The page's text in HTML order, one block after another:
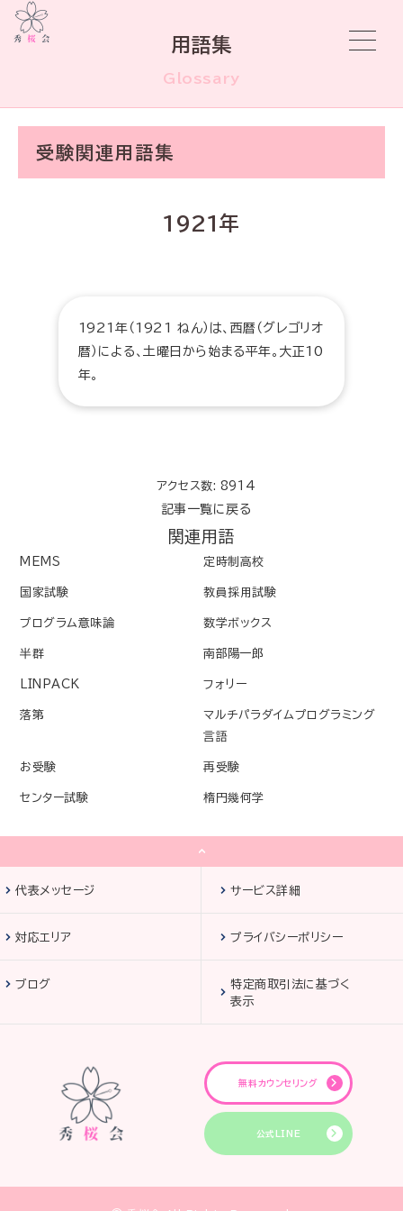
用語集
Glossary
受験関連用語集
1921年
1921年（1921 ねん）は、西暦（グレゴリオ
暦）による、土曜日から始まる平年。大正10
年。
アクセス数: 8914
記事一覧に戻る
関連用語
MEMS 定時制高校
国家試験 教員採用試験
プログラム意味論 数学ボックス
半群 南部陽一郎
LINPACK フォリー
落第
マルチパラダイムプログラミング
言語
お受験 再受験
センター試験 楕円幾何学
代表メッセージ サービス詳細
対応エリア プライバシーポリシー
ブログ
特定商取引法に基づく
表示
無料カウンセリング
公式LINE